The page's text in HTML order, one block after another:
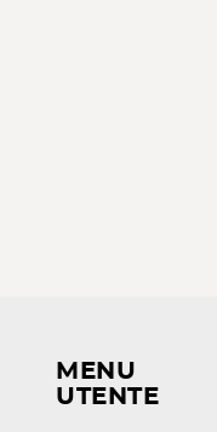
MENU
UTENTE